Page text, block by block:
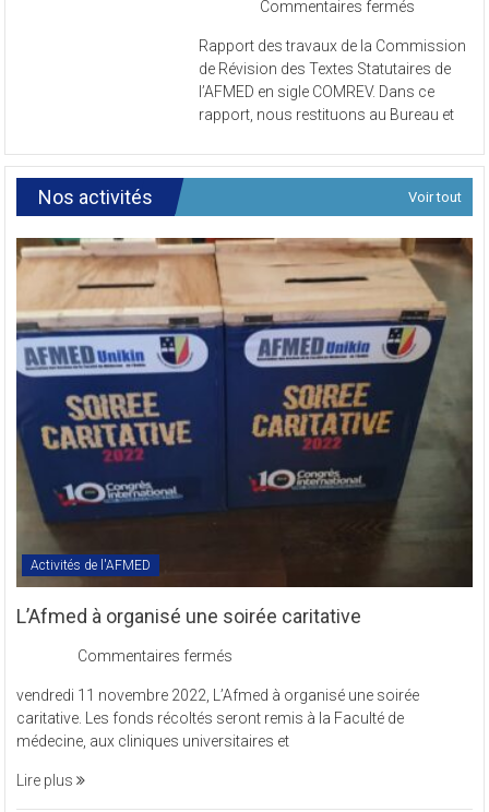
Commentaires fermés
des
travaux
de
la
de
Révision
Textes
Statutaires
de
l’AFMED
en
sigle
COMREV.
Rapport des travaux de la Commission
de Révision des Textes Statutaires de
l’AFMED en sigle COMREV. Dans ce
rapport, nous restituons au Bureau et
Nos activités Voir tout
Activités de l'AFMED
L’Afmed à organisé une soirée caritative
Commentaires fermés
à
organisé
une
vendredi 11 novembre 2022, L’Afmed à organisé une soirée
caritative. Les fonds récoltés seront remis à la Faculté de
médecine, aux cliniques universitaires et
Lire plus